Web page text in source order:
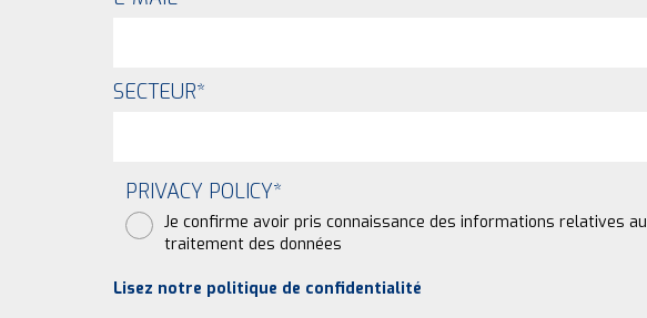
SECTEUR*
PRIVACY POLICY*
Je confirme avoir pris connaissance des informations relatives au
traitement des données
Lisez notre politique de confidentialité